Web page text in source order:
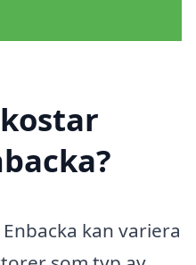
kan variera